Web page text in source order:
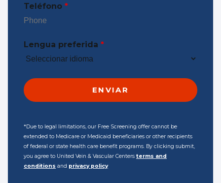
Teléfono *
Lengua preferida *
*Due to legal limitations, our Free Screening offer cannot be
extended to Medicare or Medicaid beneficiaries or other recipients
of federal or state health care benefit programs. By clicking submit,
you agree to United Vein & Vascular Centers terms and
conditions and privacy policy